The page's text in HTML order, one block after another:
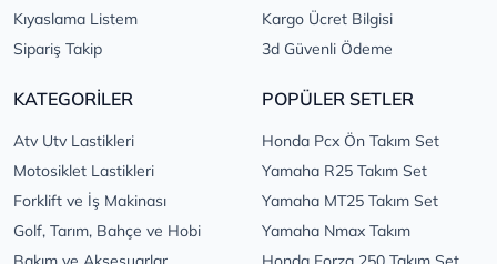
Kıyaslama Listem
Sipariş Takip
Kargo Ücret Bilgisi
3d Güvenli Ödeme
KATEGORİLER
Atv Utv Lastikleri
Motosiklet Lastikleri
Forklift ve İş Makinası
Golf, Tarım, Bahçe ve Hobi
POPÜLER SETLER
Honda Pcx Ön Takım Set
Yamaha R25 Takım Set
Yamaha MT25 Takım Set
Yamaha Nmax Takım